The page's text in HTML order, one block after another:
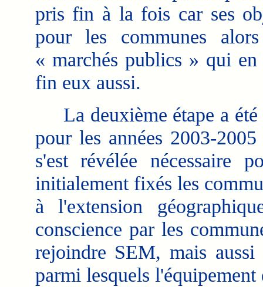
pris fin à la fois car ses
pour les communes
« marchés publics » qui
fin eux aussi.
La deuxième étape a été
pour les années 2003-
s'est révélée nécessaire
initialement fixés les
à l'extension
conscience par les
rejoindre SEM, mais
parmi lesquels l'équipement